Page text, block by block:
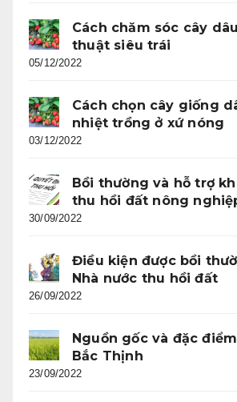
Cách chăm sóc cây
thuật siêu trái
05/12/2022
Cách chọn cây giống
nhiệt trồng ở xứ nóng
03/12/2022
Bồi thường và hỗ trợ
thu hồi đất nông
30/09/2022
Điều kiện được bồi
Nhà nước thu hồi đất
26/09/2022
Nguồn gốc và đặc
Bắc Thịnh
23/09/2022